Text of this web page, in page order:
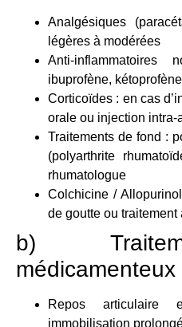
Analgésiques
légères à modérées
Anti-inflammatoires
ibuprofène,
Corticoïdes : en cas
orale ou injection intra-
Traitements de fond :
(polyarthrite
rhumatologue
Colchicine /
de goutte ou traitement
b)
médicamenteux
Repos articulaire
immobilisation